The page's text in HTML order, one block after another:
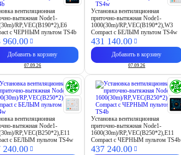
вентиляционная
вытяжная Node1-
RP,VEC(B190*2),E6
с ЧЕРНЫМ пультом TS4b
960.00
Добавить в корзину
07.09.26
Установка вентиляционная
приточно-вытяжная Node1-
1000(30m)/RP,VEC(B190*2),W3
Compact с БЕЛЫМ пультом TS4w
431 140.00
Добавить в корзину
07.09.26
вентиляционная
вытяжная Node1-
RP,VEC(B250*2),E11
с БЕЛЫМ пультом TS4w
240.00
Установка вентиляционная
приточно-вытяжная Node1-
1600(30m)/RP,VEC(B250*2),E11
Compact с ЧЕРНЫМ пультом TS4b
437 240.00